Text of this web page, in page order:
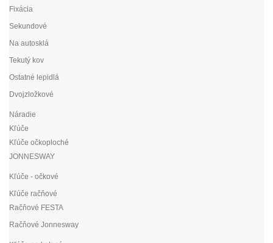
Fixácia
Sekundové
Na autosklá
Tekutý kov
Ostatné lepidlá
Dvojzložkové
Náradie
Kľúče
Kľúče očkoploché
JONNESWAY
Kľúče - očkové
Kľúče račňové
Račňové FESTA
Račňové Jonnesway